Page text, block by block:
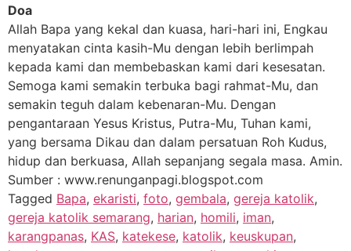
Doa
Allah Bapa yang kekal dan kuasa, hari-hari ini, Engkau
menyatakan cinta kasih-Mu dengan lebih berlimpah
kepada kami dan membebaskan kami dari kesesatan.
Semoga kami semakin terbuka bagi rahmat-Mu, dan
semakin teguh dalam kebenaran-Mu. Dengan
pengantaraan Yesus Kristus, Putra-Mu, Tuhan kami,
yang bersama Dikau dan dalam persatuan Roh Kudus,
hidup dan berkuasa, Allah sepanjang segala masa. Amin.
Sumber : www.renunganpagi.blogspot.com
Tagged Bapa, ekaristi, foto, gembala, gereja katolik,
gereja katolik semarang, harian, homili, iman,
karangpanas, KAS, katekese, katolik, keuskupan,